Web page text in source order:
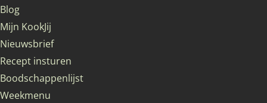
Blog
Mijn KookJij
Nieuwsbrief
Recept insturen
Boodschappenlijst
Weekmenu